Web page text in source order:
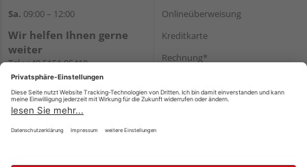
Sa. 09:00 – 12:00
Wir helfen Ihnen gerne
weiter
Tel.:+49 5151 95410
E-Mail:shop@holzland-koenig.de
Onlineüberweisung
Kreditkarte
Rechnung*
Versand
Impressum AGB Widerruf Datenschutz